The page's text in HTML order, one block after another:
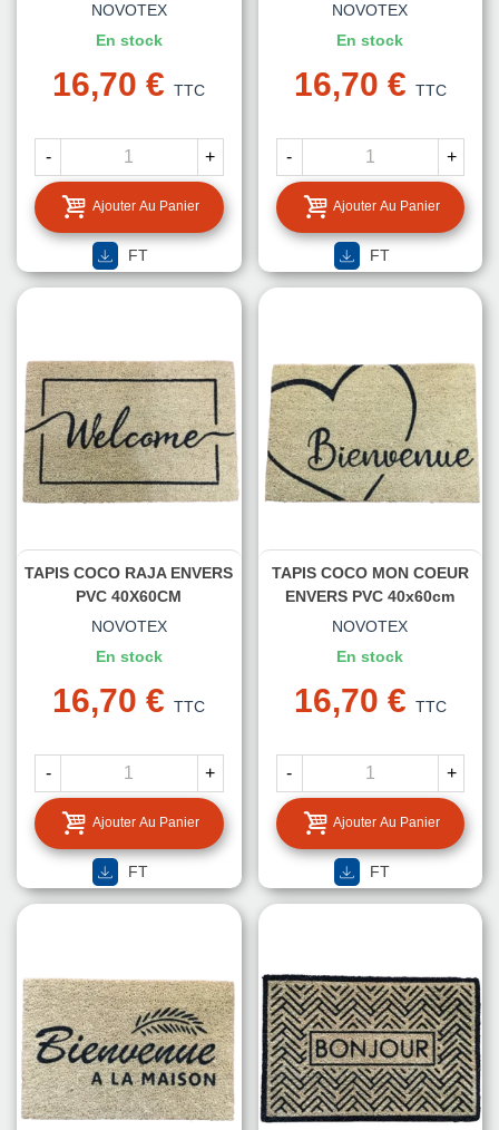
NOVOTEX
En stock
16,70 € TTC
- +
Ajouter Au Panier
FT
NOVOTEX
En stock
16,70 € TTC
- +
Ajouter Au Panier
FT
TAPIS COCO RAJA ENVERS
PVC 40X60CM
NOVOTEX
En stock
16,70 € TTC
- +
Ajouter Au Panier
FT
TAPIS COCO MON COEUR
ENVERS PVC 40x60cm
NOVOTEX
En stock
16,70 € TTC
- +
Ajouter Au Panier
FT